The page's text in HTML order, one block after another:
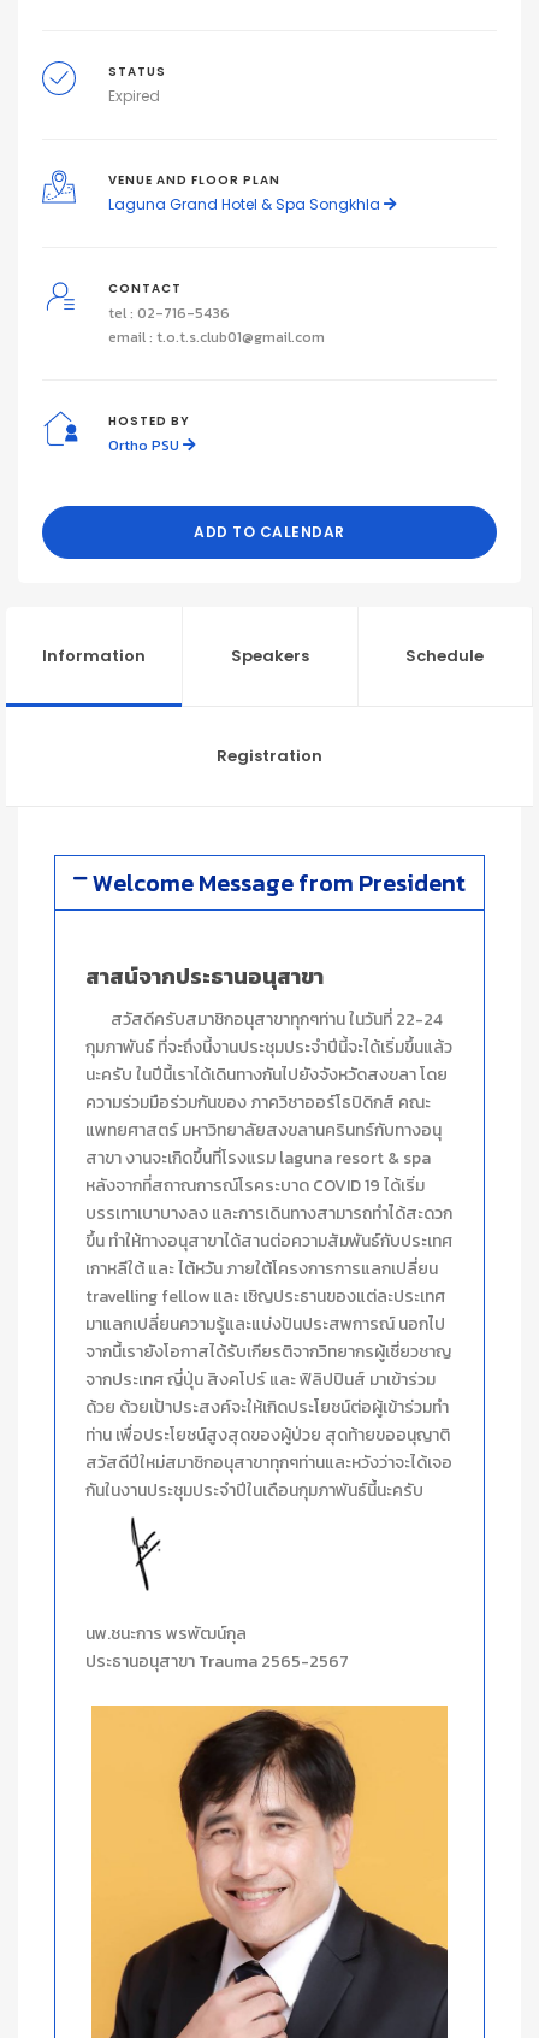
STATUS
Expired
VENUE AND FLOOR PLAN
Laguna Grand Hotel & Spa Songkhla
CONTACT
tel : 02-716-5436
email : t.o.t.s.club01@gmail.com
HOSTED BY
Ortho PSU
ADD TO CALENDAR
Information Speakers Schedule
Registration
Welcome Message from President
สาสน์จากประธานอนุสาขา
สวัสดีครับสมาชิกอนุสาขาทุกๆท่าน ในวันที่ 22-24
กุมภาพันธ์ ที่จะถึงนี้งานประชุมประจำปีนี้จะได้เริ่มขึ้นแล้ว
นะครับ ในปีนี้เราได้เดินทางกันไปยังจังหวัดสงขลา โดย
ความร่วมมือร่วมกันของ ภาควิชาออร์โธปิดิกส์ คณะ
แพทยศาสตร์ มหาวิทยาลัยสงขลานครินทร์กับทางอนุ
สาขา งานจะเกิดขึ้นที่โรงแรม laguna resort & spa
หลังจากที่สถาณการณ์โรคระบาด COVID 19 ได้เริ่ม
บรรเทาเบาบางลง และการเดินทางสามารถทำได้สะดวก
ขึ้น ทำให้ทางอนุสาขาได้สานต่อความสัมพันธ์กับประเทศ
เกาหลีใต้ และ ไต้หวัน ภายใต้โครงการการแลกเปลี่ยน
travelling fellow และ เชิญประธานของแต่ละประเทศ
มาแลกเปลี่ยนความรู้และแบ่งปันประสพการณ์ นอกไป
จากนี้เรายังโอกาสได้รับเกียรติจากวิทยากรผู้เชี่ยวชาญ
จากประเทศ ญี่ปุ่น สิงคโปร์ และ ฟิลิปปินส์ มาเข้าร่วม
ด้วย ด้วยเป้าประสงค์จะให้เกิดประโยชน์ต่อผู้เข้าร่วมทำ
ท่าน เพื่อประโยชน์สูงสุดของผู้ป่วย สุดท้ายขออนุญาติ
สวัสดีปีใหม่สมาชิกอนุสาขาทุกๆท่านและหวังว่าจะได้เจอ
กันในงานประชุมประจำปีในเดือนกุมภาพันธ์นี้นะครับ
นพ.ชนะการ พรพัฒน์กุล
ประธานอนุสาขา Trauma 2565-2567